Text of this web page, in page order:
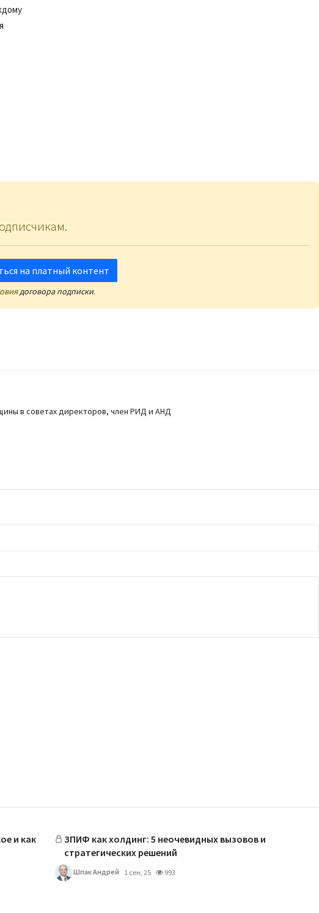
на платный контент
договора подписки.
в советах директоров, член РИД и АНД
и как
ЗПИФ как холдинг: 5 неочевидных вызовов и
стратегических решений
Шпак Андрей 1 сен, 25 993